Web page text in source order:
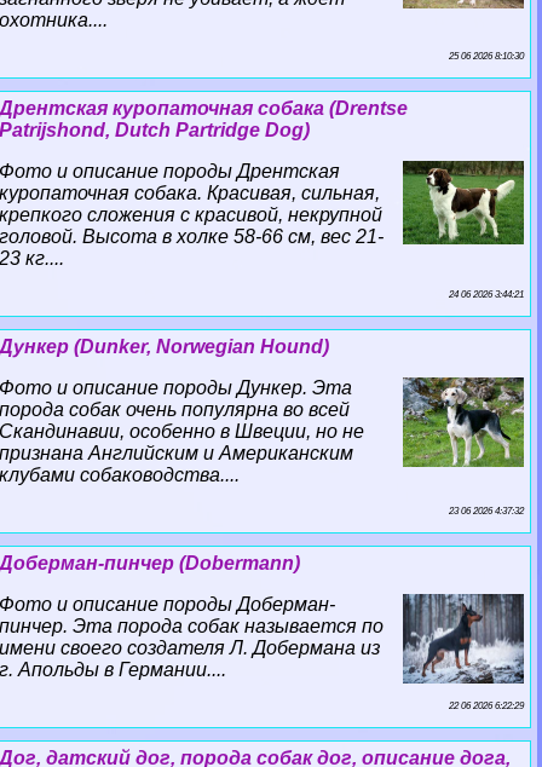
охотника....
25 06 2026 8:10:30
Дрентская куропаточная собака (Drentse
Patrijshond, Dutch Partridge Dog)
Фото и описание породы Дрентская
куропаточная собака. Красивая, сильная,
крепкого сложения с красивой, некрупной
головой. Высота в холке 58-66 см, вес 21-
23 кг....
24 06 2026 3:44:21
Дункер (Dunker, Norwegian Hound)
Фото и описание породы Дункер. Эта
порода собак очень популярна во всей
Скандинавии, особенно в Швеции, но не
признана Английским и Американским
клубами собаководства....
23 06 2026 4:37:32
Доберман-пинчер (Dobermann)
Фото и описание породы Доберман-
пинчер. Эта порода собак называется по
имени своего создателя Л. Добермана из
г. Апольды в Германии....
22 06 2026 6:22:29
Дог, датский дог, порода собак дог, описание дога,